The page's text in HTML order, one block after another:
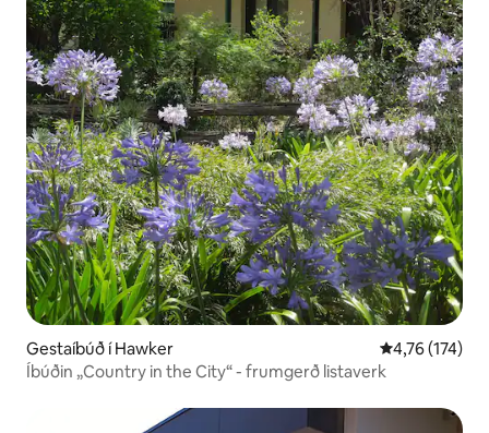
Gestaíbúð í Hawker 4,76 af 5 í
4,76 (174)
Íbúðin „Country in the City“ - frumgerð listaverk